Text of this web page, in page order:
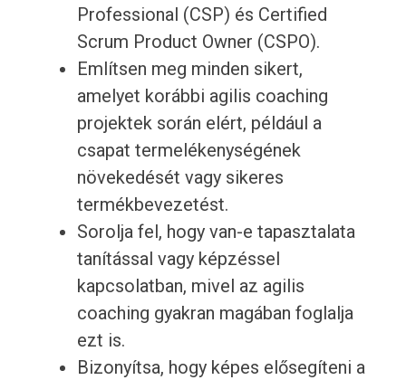
Professional (CSP) és Certified
Scrum Product Owner (CSPO).
Említsen meg minden sikert,
amelyet korábbi agilis coaching
projektek során elért, például a
csapat termelékenységének
növekedését vagy sikeres
termékbevezetést.
Sorolja fel, hogy van-e tapasztalata
tanítással vagy képzéssel
kapcsolatban, mivel az agilis
coaching gyakran magában foglalja
ezt is.
Bizonyítsa, hogy képes elősegíteni a